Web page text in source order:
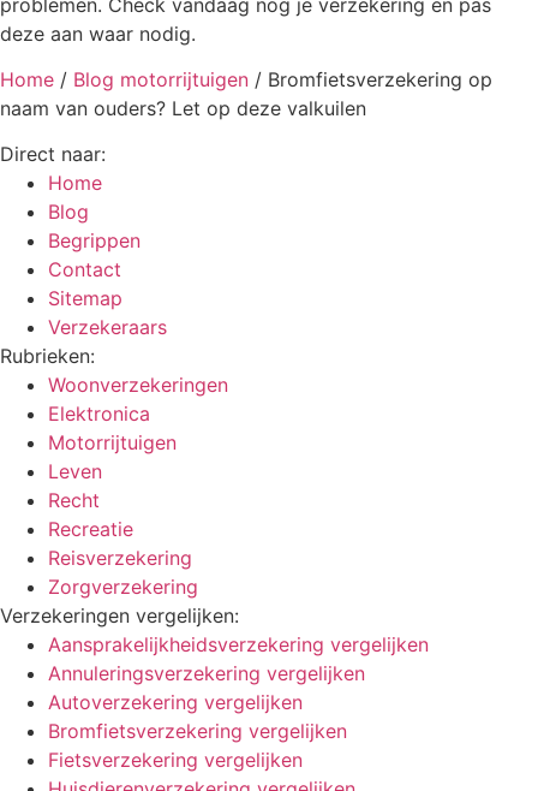
deze aan waar nodig.
Home / Blog motorrijtuigen / Bromfietsverzekering op
naam van ouders? Let op deze valkuilen
Direct naar:
Home
Blog
Begrippen
Contact
Sitemap
Verzekeraars
Rubrieken:
Woonverzekeringen
Elektronica
Motorrijtuigen
Leven
Recht
Recreatie
Reisverzekering
Zorgverzekering
Verzekeringen vergelijken:
Aansprakelijkheidsverzekering vergelijken
Annuleringsverzekering vergelijken
Autoverzekering vergelijken
Bromfietsverzekering vergelijken
Fietsverzekering vergelijken